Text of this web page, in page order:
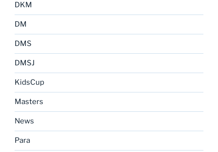
DKM
DM
DMS
DMSJ
KidsCup
Masters
News
Para